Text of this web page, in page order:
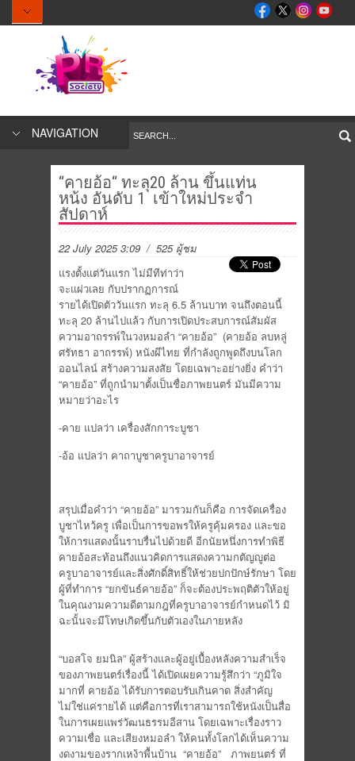
NAVIGATION
“คายอ้อ“ ทะลุ20 ล้าน ขึ้นแท่น
หน้ง อันดับ 1 เข้าใหม่ประจำ
สัปดาห์
22 July 2025 3:09 / 525 ผู้ชม
แรงตั้งแต่วันแรก ไม่มีทีท่าว่า
จะแผ่วเลย กับปรากฏการณ์
รายได้เปิดตัววันแรก ทะลุ 6.5 ล้านบาท จนถึงตอนนี้
ทะลุ 20 ล้านไปแล้ว กับการเปิดประสบการณ์สัมผัส
ความอาถรรพ์ในวงหมอลำ “คายอ้อ” (คายอ้อ ลบหลู่
ศรัทธา อาถรรพ์) หนังผีไทย ที่กำลังถูกพูดถึงบนโลก
ออนไลน์ สร้างความสงสัย โดยเฉพาะอย่างยิ่ง คำว่า
“คายอ้อ” ที่ถูกนำมาตั้งเป็นชื่อภาพยนตร์ มันมีความ
หมายว่าอะไร
-คาย แปลว่า เครื่องสักการะบูชา
-อ้อ แปลว่า คาถาบูชาครูบาอาจารย์
สรุปเมื่อคำว่า “คายอ้อ” มารวมกันก็คือ การจัดเครื่อง
บูชาไหว้ครู เพื่อเป็นการขอพรให้ครูคุ้มครอง และขอ
ให้การแสดงนั้นราบรื่นไปด้วยดี อีกนัยหนึ่งการทำพิธี
คายอ้อสะท้อนถึงแนวคิดการแสดงความกตัญญูต่อ
ครูบาอาจารย์และสิ่งศักดิ์สิทธิ์ให้ช่วยปกปักษ์รักษา โดย
ผู้ที่ทำการ “ยกขันธ์คายอ้อ” ก็จะต้องประพฤติตัวให้อยู่
ในคุณงามความดีตามกฎที่ครูบาอาจารย์กำหนดไว้ มิ
ฉะนั้นจะมีโทษเกิดขึ้นกับตัวเองในภายหลัง
“บอสโจ ยมนิล” ผู้สร้างและผู้อยู่เบื้องหลังความสำเร็จ
ของภาพยนตร์เรื่องนี้ ได้เปิดเผยความรู้สึกว่า “ภูมิใจ
มากที่ คายอ้อ ได้รับการตอบรับเกินคาด สิ่งสำคัญ
ไม่ใช่แค่รายได้ แต่คือการที่เราสามารถใช้หนังเป็นสื่อ
ในการเผยแพร่วัฒนธรรมอีสาน โดยเฉพาะเรื่องราว
ความเชื่อ และเสียงหมอลำ ให้คนทั้งโลกได้เห็นความ
งดงามของรากเหง้าพื้นบ้าน “คายอ้อ” ภาพยนตร์ ที่